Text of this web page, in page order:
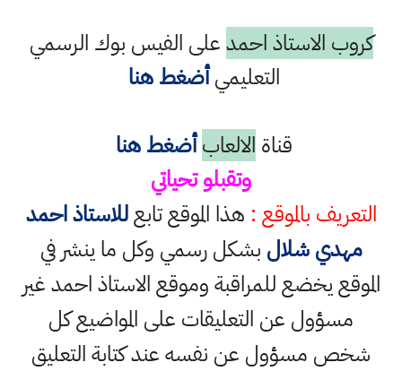
كروب الاستاذ احمدعلى الفيس بوك الرسمي
التعليميأضغط هنا
قناة الالعاب أضغط هنا
وتقبلو تحياتي
التعريف بالموقع : هذا الموقع تابعللاستاذ احمد
مهدي شلال بشكل رسمي وكل ما ينشر في
الموقع يخضع للمراقبة وموقع الاستاذ احمد غير
مسؤول عن التعليقات على المواضيع كل
شخص مسؤول عن نفسه عند كتابة التعليق